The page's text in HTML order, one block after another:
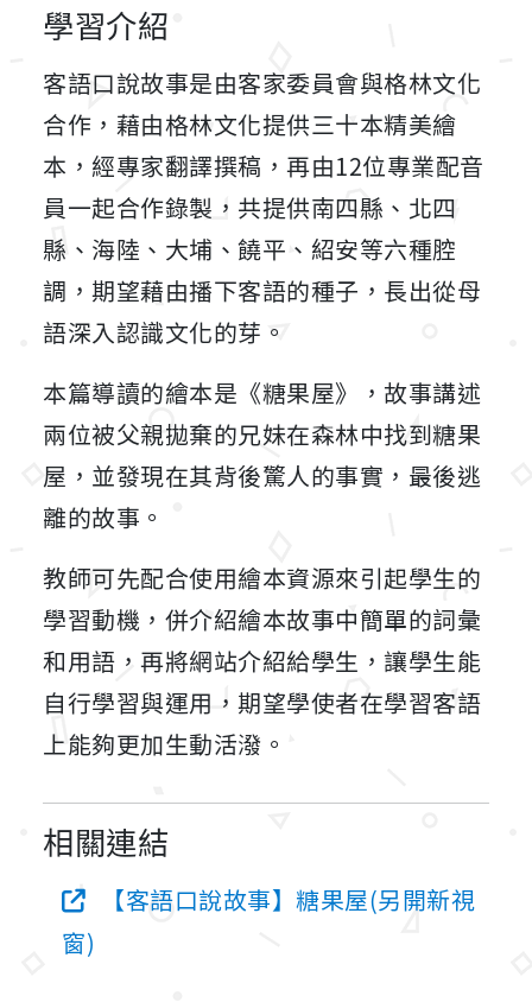
學習介紹
客語口說故事是由客家委員會與格林文化
合作，藉由格林文化提供三十本精美繪
本，經專家翻譯撰稿，再由12位專業配音
員一起合作錄製，共提供南四縣、北四
縣、海陸、大埔、饒平、紹安等六種腔
調，期望藉由播下客語的種子，長出從母
語深入認識文化的芽。
本篇導讀的繪本是《糖果屋》，故事講述
兩位被父親拋棄的兄妹在森林中找到糖果
屋，並發現在其背後驚人的事實，最後逃
離的故事。
教師可先配合使用繪本資源來引起學生的
學習動機，併介紹繪本故事中簡單的詞彙
和用語，再將網站介紹給學生，讓學生能
自行學習與運用，期望學使者在學習客語
上能夠更加生動活潑。
相關連結
【客語口說故事】糖果屋(另開新視
窗)